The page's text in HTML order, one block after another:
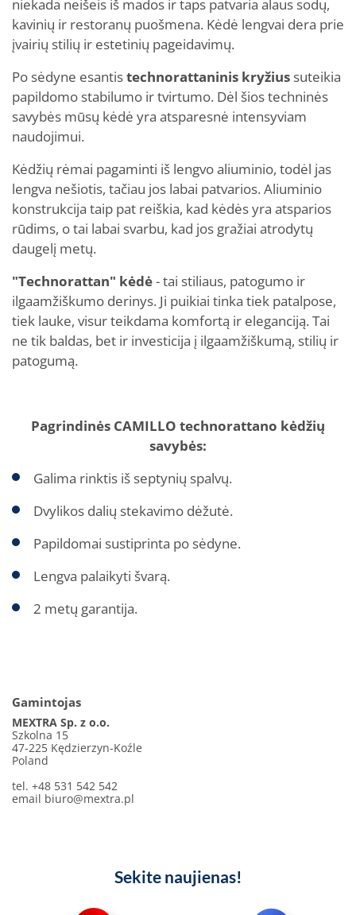
niekada neišeis iš mados ir taps patvaria alaus sodų,
kavinių ir restoranų puošmena. Kėdė lengvai dera prie
įvairių stilių ir estetinių pageidavimų.
Po sėdyne esantistechnorattaninis kryžius suteikia
papildomo stabilumo ir tvirtumo. Dėl šios techninės
savybės mūsų kėdė yra atsparesnė intensyviam
naudojimui.
Kėdžių rėmai pagaminti iš lengvo aliuminio, todėl jas
lengva nešiotis, tačiau jos labai patvarios. Aliuminio
konstrukcija taip pat reiškia, kad kėdės yra atsparios
rūdims, o tai labai svarbu, kad jos gražiai atrodytų
daugelį metų.
"Technorattan" kėdė- tai stiliaus, patogumo ir
ilgaamžiškumo derinys. Ji puikiai tinka tiek patalpose,
tiek lauke, visur teikdama komfortą ir eleganciją. Tai
ne tik baldas, bet ir investicija į ilgaamžiškumą, stilių ir
patogumą.
Pagrindinės CAMILLO technorattano kėdžių
savybės:
Galima rinktis iš septynių spalvų.
Dvylikos dalių stekavimo dėžutė.
Papildomai sustiprinta po sėdyne.
Lengva palaikyti švarą.
2 metų garantija.
Gamintojas
MEXTRA Sp. z o.o.
Szkolna 15
47-225 Kędzierzyn-Koźle
Poland
tel. +48 531 542 542
email biuro@mextra.pl
Sekite naujienas!